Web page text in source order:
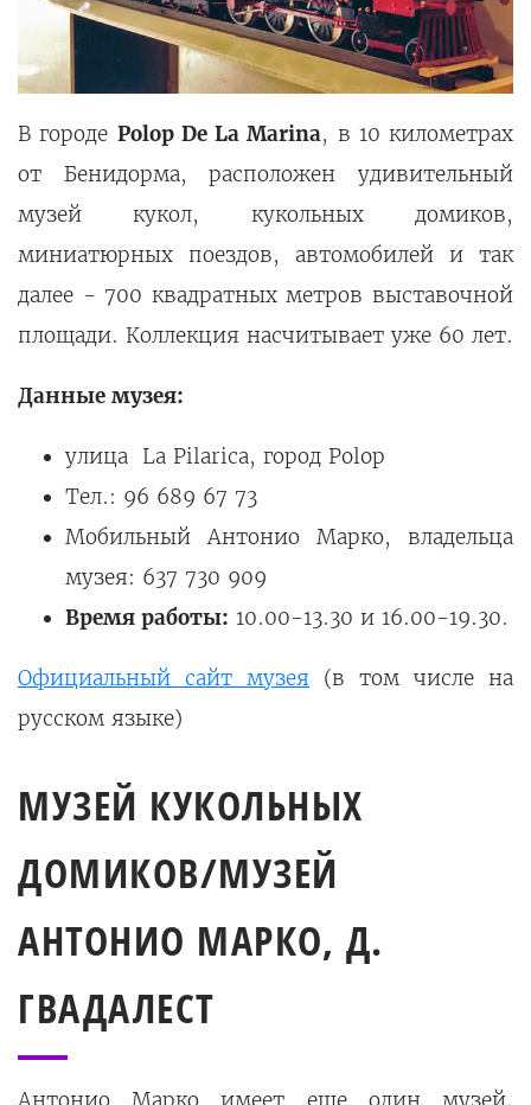
В городе Polop De La Marina, в 10 километрах
от Бенидорма, расположен удивительный
музей кукол, кукольных домиков,
миниатюрных поездов, автомобилей и так
далее - 700 квадратных метров выставочной
площади. Коллекция насчитывает уже 60 лет.
Данные музея:
улица La Pilarica, город Polop
Тел.: 96 689 67 73
Мобильный Антонио Марко, владельца
музея: 637 730 909
Время работы: 10.00-13.30 и 16.00-19.30.
Официальный сайт музея (в том числе на
русском языке)
МУЗЕЙ КУКОЛЬНЫХ
ДОМИКОВ/МУЗЕЙ
АНТОНИО МАРКО, Д.
ГВАДАЛЕСТ